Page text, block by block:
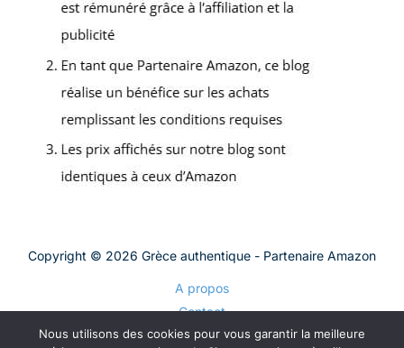
Copyright © 2026 Grèce authentique - Partenaire Amazon
A propos
Contact
Plan du site
Nous utilisons des cookies pour vous garantir la meilleure